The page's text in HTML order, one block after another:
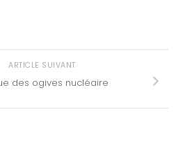
ARTICLE SUIVANT
des ogives nucléaire